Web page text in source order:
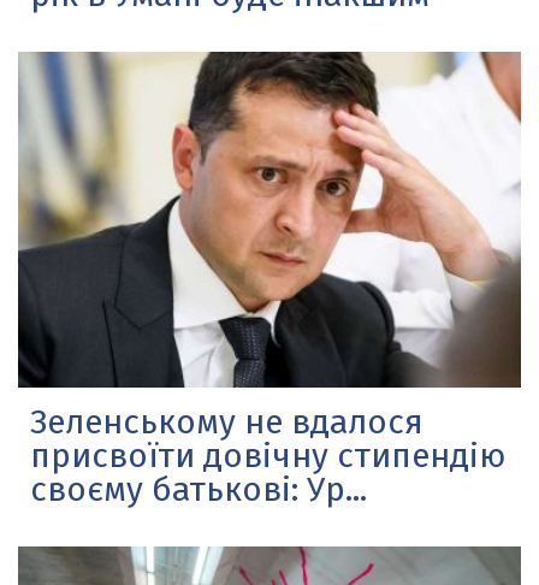
Зеленському не вдалося
присвоїти довічну стипендію
своєму батькові: Ур...